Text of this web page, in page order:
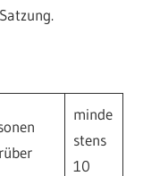
minde
stens
10